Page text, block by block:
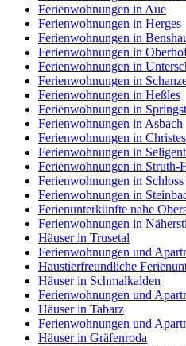
Ferienwohnungen in Aue
Ferienwohnungen in Herges
Ferienwohnungen in
Ferienwohnungen in
Ferienwohnungen in
Ferienwohnungen in
Ferienwohnungen in Heßles
Ferienwohnungen in
Ferienwohnungen in Asbach
Ferienwohnungen in Christes
Ferienwohnungen in
Ferienwohnungen in Struth-
Ferienwohnungen in
Ferienwohnungen in
Ferienunterkünfte nahe
Ferienwohnungen in
Häuser in Trusetal
Ferienwohnungen und
Haustierfreundliche
Häuser in Schmalkalden
Ferienwohnungen und
Häuser in Tabarz
Ferienwohnungen und
Häuser in Gräfenroda